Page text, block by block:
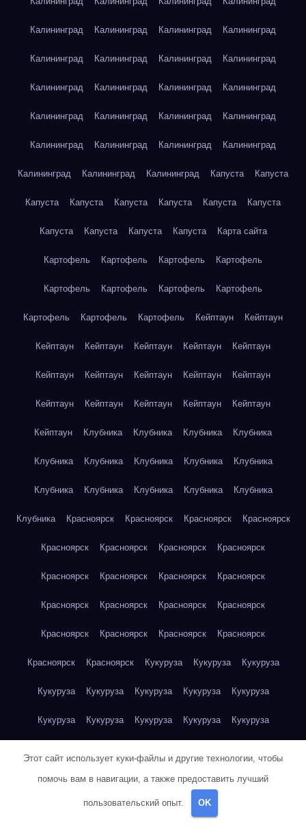
Калининград Калининград Калининград Калининград
Калининград Калининград Калининград Калининград
Калининград Калининград Калининград Калининград
Калининград Калининград Калининград Калининград
Калининград Калининград Калининград Калининград
Калининград Калининград Калининград Капуста Капуста
Капуста Капуста Капуста Капуста Капуста Капуста
Капуста Капуста Капуста Капуста Карта сайта
Картофель Картофель Картофель Картофель
Картофель Картофель Картофель Картофель
Картофель Картофель Картофель Кейптаун Кейптаун
Кейптаун Кейптаун Кейптаун Кейптаун Кейптаун
Кейптаун Кейптаун Кейптаун Кейптаун Кейптаун
Кейптаун Кейптаун Кейптаун Кейптаун Кейптаун
Кейптаун Клубника Клубника Клубника Клубника
Клубника Клубника Клубника Клубника Клубника
Клубника Клубника Клубника Клубника Клубника
Клубника Красноярск Красноярск Красноярск Красноярск
Красноярск Красноярск Красноярск Красноярск
Красноярск Красноярск Красноярск Красноярск
Красноярск Красноярск Красноярск Красноярск
Красноярск Красноярск Красноярск Красноярск
Красноярск Красноярск Кукуруза Кукуруза Кукуруза
Кукуруза Кукуруза Кукуруза Кукуруза Кукуруза
Кукуруза Кукуруза Кукуруза Кукуруза Кукуруза
Куриная грудка Куриная грудка Куриная грудка
Куриная грудка Куриная грудка Куриная грудка
Этот сайт использует куки-файлы и другие технологии, чтобы
помочь вам в навигации, а также предоставить лучший
пользовательский опыт. OK